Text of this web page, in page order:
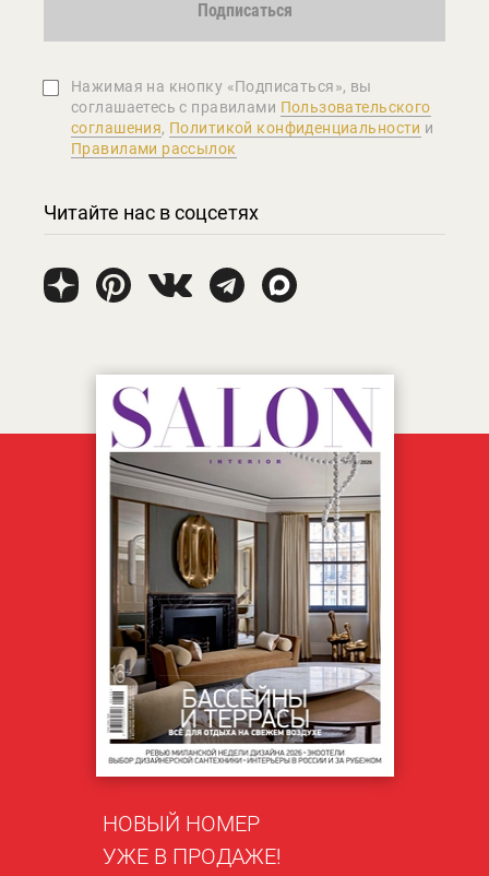
Подписаться
Нажимая на кнопку «Подписаться», вы
соглашаетеcь с правилами Пользовательского
соглашения, Политикой конфиденциальности и
Правилами рассылок
Читайте нас в соцсетях
НОВЫЙ НОМЕР
УЖЕ В ПРОДАЖЕ!